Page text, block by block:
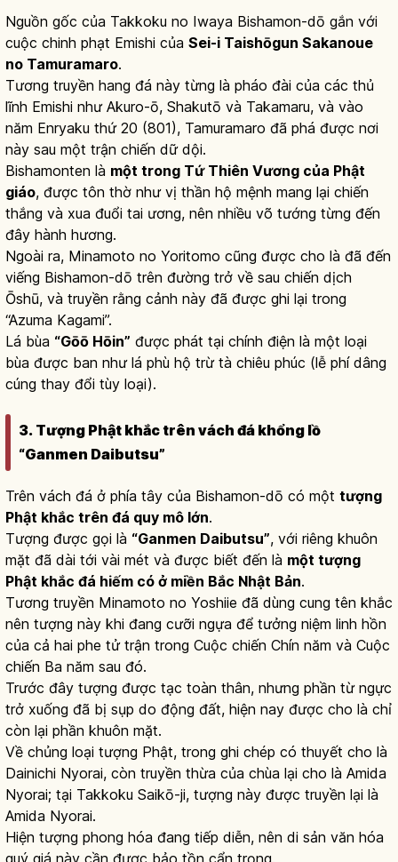
Nguồn gốc của Takkoku no Iwaya Bishamon-dō gắn với
cuộc chinh phạt Emishi của Sei-i Taishōgun Sakanoue
no Tamuramaro.
Tương truyền hang đá này từng là pháo đài của các thủ
lĩnh Emishi như Akuro-ō, Shakutō và Takamaru, và vào
năm Enryaku thứ 20 (801), Tamuramaro đã phá được nơi
này sau một trận chiến dữ dội.
Bishamonten là một trong Tứ Thiên Vương của Phật
giáo, được tôn thờ như vị thần hộ mệnh mang lại chiến
thắng và xua đuổi tai ương, nên nhiều võ tướng từng đến
đây hành hương.
Ngoài ra, Minamoto no Yoritomo cũng được cho là đã đến
viếng Bishamon-dō trên đường trở về sau chiến dịch
Ōshū, và truyền rằng cảnh này đã được ghi lại trong
“Azuma Kagami”.
Lá bùa “Gōō Hōin” được phát tại chính điện là một loại
bùa được ban như lá phù hộ trừ tà chiêu phúc (lễ phí dâng
cúng thay đổi tùy loại).
3. Tượng Phật khắc trên vách đá khổng lồ
“Ganmen Daibutsu”
Trên vách đá ở phía tây của Bishamon-dō có một tượng
Phật khắc trên đá quy mô lớn.
Tượng được gọi là “Ganmen Daibutsu”, với riêng khuôn
mặt đã dài tới vài mét và được biết đến là một tượng
Phật khắc đá hiếm có ở miền Bắc Nhật Bản.
Tương truyền Minamoto no Yoshiie đã dùng cung tên khắc
nên tượng này khi đang cưỡi ngựa để tưởng niệm linh hồn
của cả hai phe tử trận trong Cuộc chiến Chín năm và Cuộc
chiến Ba năm sau đó.
Trước đây tượng được tạc toàn thân, nhưng phần từ ngực
trở xuống đã bị sụp do động đất, hiện nay được cho là chỉ
còn lại phần khuôn mặt.
Về chủng loại tượng Phật, trong ghi chép có thuyết cho là
Dainichi Nyorai, còn truyền thừa của chùa lại cho là Amida
Nyorai; tại Takkoku Saikō-ji, tượng này được truyền lại là
Amida Nyorai.
Hiện tượng phong hóa đang tiếp diễn, nên di sản văn hóa